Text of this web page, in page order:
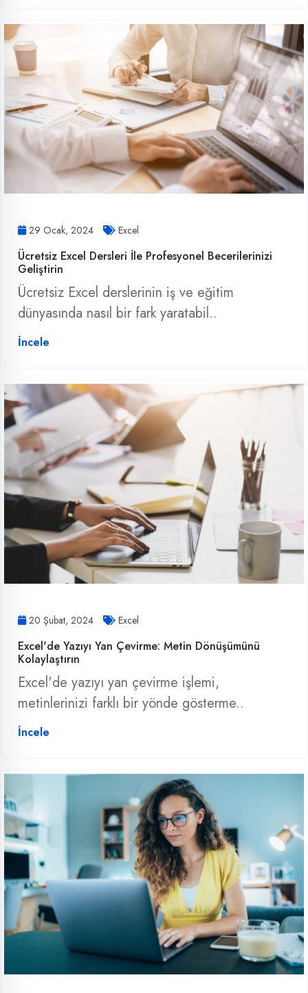
29 Ocak, 2024 Excel
Ücretsiz Excel Dersleri İle Profesyonel Becerilerinizi
Geliştirin
Ücretsiz Excel derslerinin iş ve eğitim
dünyasında nasıl bir fark yaratabil..
İncele
20 Şubat, 2024 Excel
Excel'de Yazıyı Yan Çevirme: Metin Dönüşümünü
Kolaylaştırın
Excel'de yazıyı yan çevirme işlemi,
metinlerinizi farklı bir yönde gösterme..
İncele